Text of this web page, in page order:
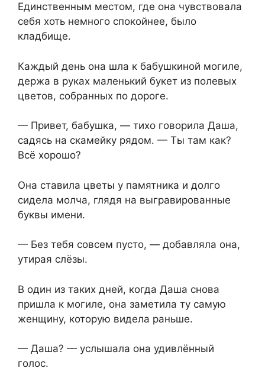
Единственным местом,⁨ где она чувствовала
себя хоть немного спокойнее, было
кладбище.
Каждый день она шла к бабушкиной могиле,
⁨держа в руках маленький букет из полевых
цветов, собранных по дороге.
— Привет,⁨ бабушка, — тихо говорила Даша,
садясь на скамейку рядом. — Ты там как?
Всё хорошо?
Она ставила цветы у памятника и долго
сидела молча, глядя на выгравированные
буквы имени.
— Без тебя совсем пусто, — добавляла она,
утирая слёзы.
В один из таких дней, когда Даша снова
пришла к могиле, она заметила ту самую
женщину, которую видела раньше.
— Даша? — услышала она удивлённый
голос.